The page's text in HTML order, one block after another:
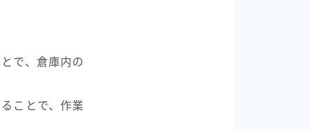
で、倉庫内の
ことで、作業